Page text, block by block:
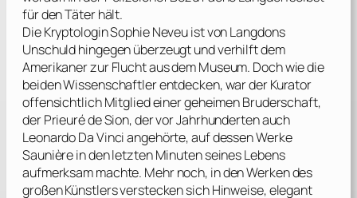
für den Täter hält.
Die Kryptologin Sophie Neveu ist von Langdons
Unschuld hingegen überzeugt und verhilft dem
Amerikaner zur Flucht aus dem Museum. Doch wie die
beiden Wissenschaftler entdecken, war der Kurator
offensichtlich Mitglied einer geheimen Bruderschaft,
der Prieuré de Sion, der vor Jahrhunderten auch
Leonardo Da Vinci angehörte, auf dessen Werke
Saunière in den letzten Minuten seines Lebens
aufmerksam machte. Mehr noch, in den Werken des
großen Künstlers verstecken sich Hinweise, elegant